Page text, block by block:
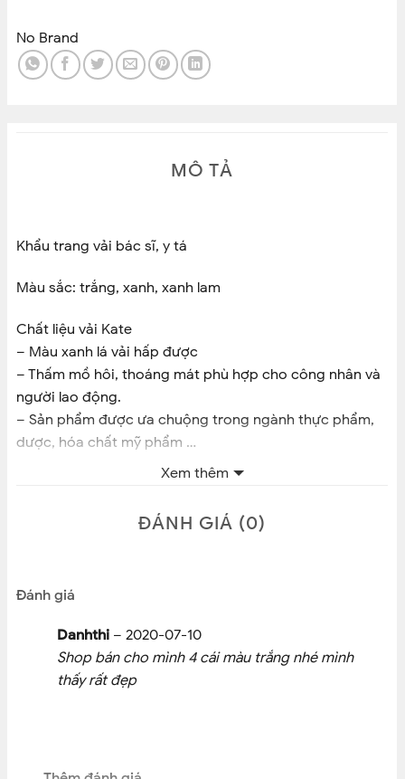
No Brand
MÔ TẢ
Khẩu trang vải bác sĩ, y tá
Màu sắc: trắng, xanh, xanh lam
Chất liệu vải Kate
– Màu xanh lá vải hấp được
– Thấm mồ hôi, thoáng mát phù hợp cho công nhân và
người lao động.
– Sản phẩm được ưa chuộng trong ngành thực phẩm,
dược, hóa chất mỹ phẩm …
– Kiểu dáng phong phú, đẹp, tiện dụng
Xem thêm
ĐÁNH GIÁ (0)
Đánh giá
Danhthi – 2020-07-10
Shop bán cho mình 4 cái màu trắng nhé mình
thấy rất đẹp